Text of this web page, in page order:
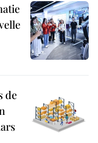
de